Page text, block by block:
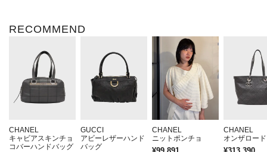
RECOMMEND
CHANEL
キャビアスキンチョ
コバーハンドバッグ
GUCCI
アビーレザーハンド
バッグ
CHANEL
ニットポンチョ
CHANEL
オンザロード